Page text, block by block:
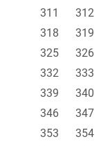
311
312
318
319
325
326
332
333
339
340
346
347
353
354